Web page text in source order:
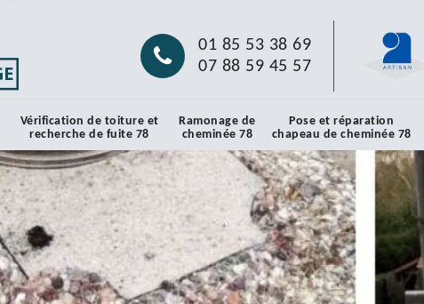
01 85 53 38 69
07 88 59 45 57
Vérification de toiture et
recherche de fuite 78
Ramonage de
cheminée 78
Pose et réparation
chapeau de cheminée 78